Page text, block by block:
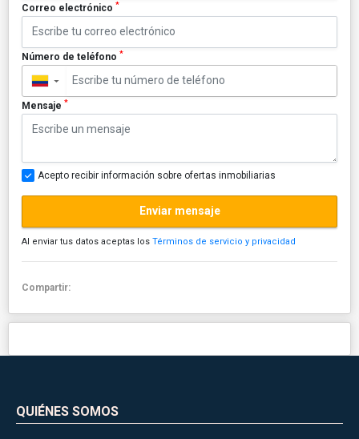
Correo electrónico *
Número de teléfono *
▼
Mensaje *
Acepto recibir información sobre ofertas inmobiliarias
Enviar mensaje
Al enviar tus datos aceptas los Términos de servicio y privacidad
Compartir:
QUIÉNES SOMOS